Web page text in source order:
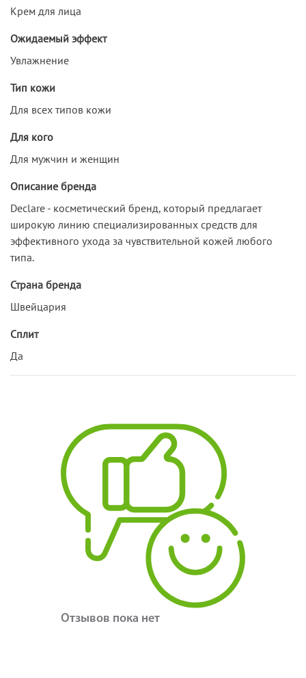
Крем для лица
Ожидаемый эффект
Увлажнение
Тип кожи
Для всех типов кожи
Для кого
Для мужчин и женщин
Описание бренда
Declare - косметический бренд, который предлагает
широкую линию специализированных средств для
эффективного ухода за чувствительной кожей любого
типа.
Страна бренда
Швейцария
Сплит
Да
Отзывов пока нет